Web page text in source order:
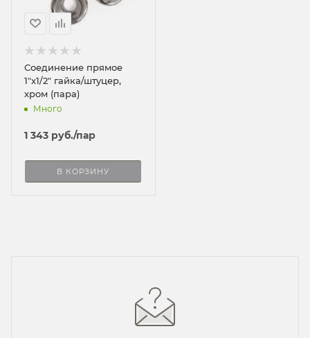
Соединение прямое
1"x1/2" гайка/штуцер,
хром (пара)
Много
1 343 руб./пар
В КОРЗИНУ